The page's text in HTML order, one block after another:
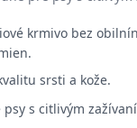
krmivo bez
srsti a kože.
s citlivým